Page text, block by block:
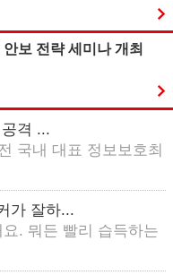
보 전략 세미나 개최
격 ...
국내 대표 정보보호최
가 잘하...
. 뭐든 빨리 습득하는